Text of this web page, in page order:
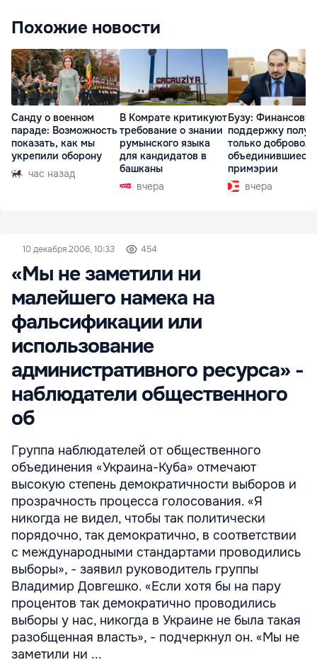
Похожие новости
Санду о военном
параде: Возможность
показать, как мы
укрепили оборону
час назад
В Комрате критикуют
требование о знании
румынского языка
для кандидатов в
башканы
вчера
Бузу:
поддержку
только
объединившиеся
примэрии
вчера
10 декабря 2006, 10:33 454
«Мы не заметили ни
малейшего намека на
фальсификации или
использование
административного ресурса» -
наблюдатели общественного
об
Группа наблюдателей от общественного
объединения «Украина-Куба» отмечают
высокую степень демократичности выборов и
прозрачность процесса голосования. «Я
никогда не видел, чтобы так политически
порядочно, так демократично, в соответствии
с международными стандартами проводились
выборы», - заявил руководитель группы
Владимир Довгешко. «Если хотя бы на пару
процентов так демократично проводились
выборы у нас, никогда в Украине не была такая
разобщенная власть», - подчеркнул он. «Мы не
заметили ни ...